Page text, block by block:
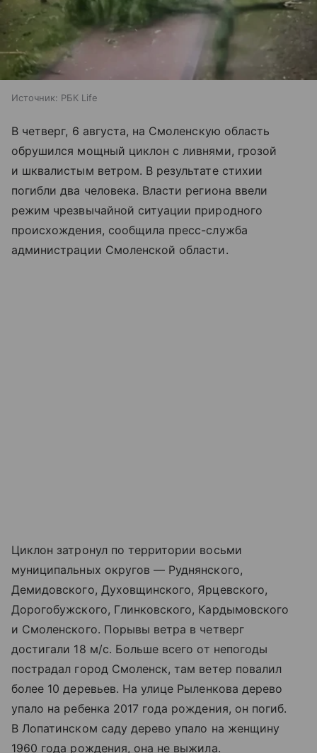
Источник: РБК Life
В четверг, 6 августа, на Смоленскую область
обрушился мощный циклон с ливнями, грозой
и шквалистым ветром. В результате стихии
погибли два человека. Власти региона ввели
режим чрезвычайной ситуации природного
происхождения, сообщила пресс-служба
администрации Смоленской области.
Циклон затронул по территории восьми
муниципальных округов — Руднянского,
Демидовского, Духовщинского, Ярцевского,
Дорогобужского, Глинковского, Кардымовского
и Смоленского. Порывы ветра в четверг
достигали 18 м/с. Больше всего от непогоды
пострадал город Смоленск, там ветер повалил
более 10 деревьев. На улице Рыленкова дерево
упало на ребенка 2017 года рождения, он погиб.
В Лопатинском саду дерево упало на женщину
1960 года рождения, она не выжила.